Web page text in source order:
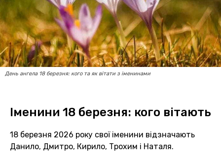
День ангела 18 березня: кого та як вітати з іменинами
Іменини 18 березня: кого вітають
18 березня 2026 року свої іменини відзначають
Данило, Дмитро, Кирило, Трохим і Наталя.